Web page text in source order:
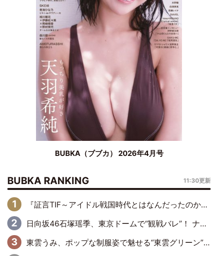
BUBKA（ブブカ） 2026年4月号
BUBKA RANKING 11:30更新
『証言TIF～アイドル戦国時代とはなんだったのか～』第6回：でんぱ組.inc・古川未鈴×相沢梨紗「『ハロプロやりたかったな』って言ったら、夢眠ねむさんに『てめえはでんぱ組．incなんだよ！』って肩パンされて(笑)」
日向坂46石塚瑶季、東京ドームで“観戦バレ”！ ナイツ・塙も認めた「巨人に詳しすぎるアイドル」は元VENUSスクール生で杉内コーチ推し⁉
東雲うみ、ポップな制服姿で魅せる“東雲グリーン”の正体